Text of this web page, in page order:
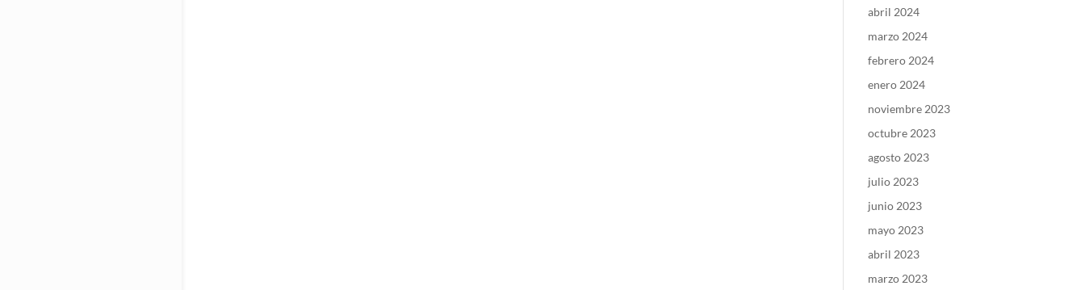
abril 2024
marzo 2024
febrero 2024
enero 2024
noviembre 2023
octubre 2023
agosto 2023
julio 2023
junio 2023
mayo 2023
abril 2023
marzo 2023